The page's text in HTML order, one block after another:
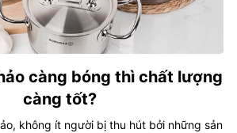
càng bóng thì chất lượng
càng tốt?
không ít người bị thu hút bởi những sản